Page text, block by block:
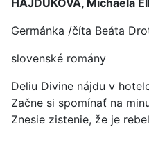
HAJDUKOVÁ, Michaela
Germánka /číta Beáta
slovenské romány
Deliu Divine nájdu v
Začne si spomínať na
Znesie zistenie, že je